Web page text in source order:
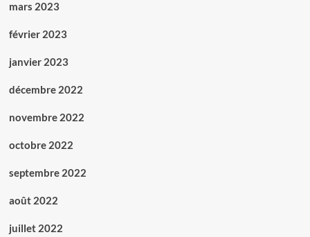
mars 2023
février 2023
janvier 2023
décembre 2022
novembre 2022
octobre 2022
septembre 2022
août 2022
juillet 2022